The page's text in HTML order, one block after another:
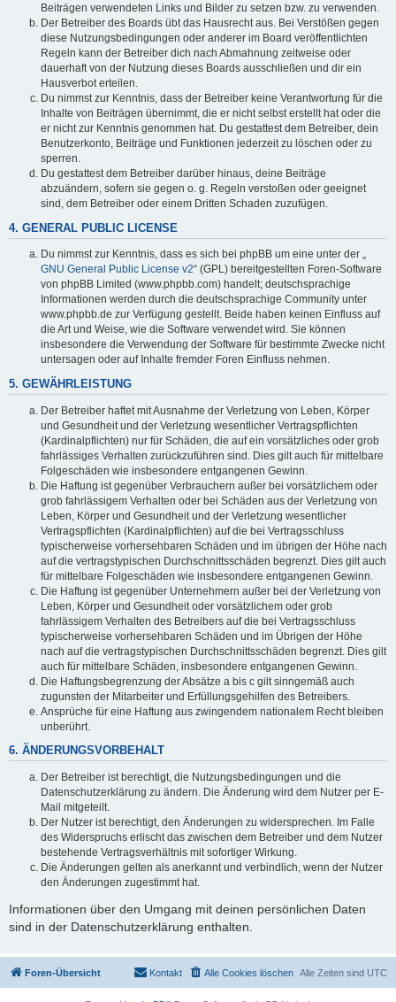
Beiträgen verwendeten Links und Bilder zu setzen bzw. zu verwenden.
Der Betreiber des Boards übt das Hausrecht aus. Bei Verstößen gegen
diese Nutzungsbedingungen oder anderer im Board veröffentlichten
Regeln kann der Betreiber dich nach Abmahnung zeitweise oder
dauerhaft von der Nutzung dieses Boards ausschließen und dir ein
Hausverbot erteilen.
Du nimmst zur Kenntnis, dass der Betreiber keine Verantwortung für die
Inhalte von Beiträgen übernimmt, die er nicht selbst erstellt hat oder die
er nicht zur Kenntnis genommen hat. Du gestattest dem Betreiber, dein
Benutzerkonto, Beiträge und Funktionen jederzeit zu löschen oder zu
sperren.
Du gestattest dem Betreiber darüber hinaus, deine Beiträge
abzuändern, sofern sie gegen o. g. Regeln verstoßen oder geeignet
sind, dem Betreiber oder einem Dritten Schaden zuzufügen.
4. GENERAL PUBLIC LICENSE
Du nimmst zur Kenntnis, dass es sich bei phpBB um eine unter der „
GNU General Public License v2“ (GPL) bereitgestellten Foren-Software
von phpBB Limited (www.phpbb.com) handelt; deutschsprachige
Informationen werden durch die deutschsprachige Community unter
www.phpbb.de zur Verfügung gestellt. Beide haben keinen Einfluss auf
die Art und Weise, wie die Software verwendet wird. Sie können
insbesondere die Verwendung der Software für bestimmte Zwecke nicht
untersagen oder auf Inhalte fremder Foren Einfluss nehmen.
5. GEWÄHRLEISTUNG
Der Betreiber haftet mit Ausnahme der Verletzung von Leben, Körper
und Gesundheit und der Verletzung wesentlicher Vertragspflichten
(Kardinalpflichten) nur für Schäden, die auf ein vorsätzliches oder grob
fahrlässiges Verhalten zurückzuführen sind. Dies gilt auch für mittelbare
Folgeschäden wie insbesondere entgangenen Gewinn.
Die Haftung ist gegenüber Verbrauchern außer bei vorsätzlichem oder
grob fahrlässigem Verhalten oder bei Schäden aus der Verletzung von
Leben, Körper und Gesundheit und der Verletzung wesentlicher
Vertragspflichten (Kardinalpflichten) auf die bei Vertragsschluss
typischerweise vorhersehbaren Schäden und im übrigen der Höhe nach
auf die vertragstypischen Durchschnittsschäden begrenzt. Dies gilt auch
für mittelbare Folgeschäden wie insbesondere entgangenen Gewinn.
Die Haftung ist gegenüber Unternehmern außer bei der Verletzung von
Leben, Körper und Gesundheit oder vorsätzlichem oder grob
fahrlässigem Verhalten des Betreibers auf die bei Vertragsschluss
typischerweise vorhersehbaren Schäden und im Übrigen der Höhe
nach auf die vertragstypischen Durchschnittsschäden begrenzt. Dies gilt
auch für mittelbare Schäden, insbesondere entgangenen Gewinn.
Die Haftungsbegrenzung der Absätze a bis c gilt sinngemäß auch
zugunsten der Mitarbeiter und Erfüllungsgehilfen des Betreibers.
Ansprüche für eine Haftung aus zwingendem nationalem Recht bleiben
unberührt.
6. ÄNDERUNGSVORBEHALT
Der Betreiber ist berechtigt, die Nutzungsbedingungen und die
Datenschutzerklärung zu ändern. Die Änderung wird dem Nutzer per E-
Mail mitgeteilt.
Der Nutzer ist berechtigt, den Änderungen zu widersprechen. Im Falle
des Widerspruchs erlischt das zwischen dem Betreiber und dem Nutzer
bestehende Vertragsverhältnis mit sofortiger Wirkung.
Die Änderungen gelten als anerkannt und verbindlich, wenn der Nutzer
den Änderungen zugestimmt hat.
Informationen über den Umgang mit deinen persönlichen Daten
sind in der Datenschutzerklärung enthalten.
Foren-Übersicht Alle Zeiten sind UTC
Alle Cookies löschen
Kontakt